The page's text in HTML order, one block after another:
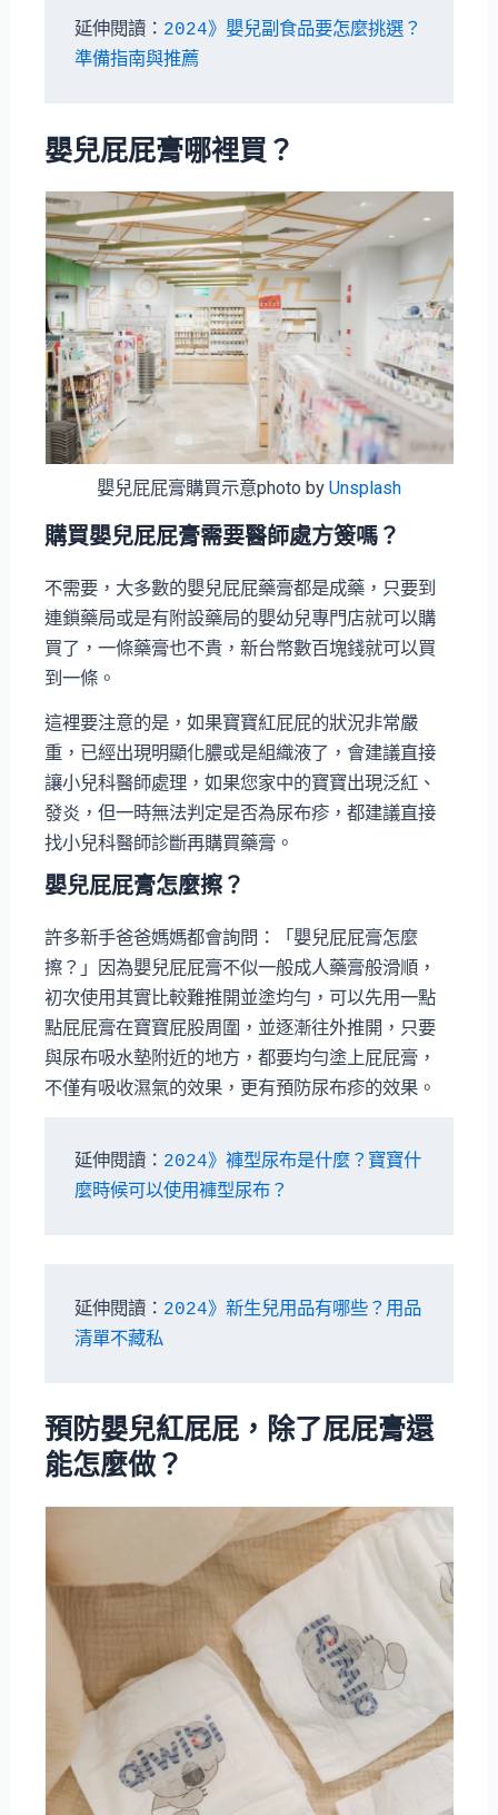
延伸閱讀： 2024》嬰兒副食品要怎麼挑選？
準備指南與推薦
嬰兒屁屁膏哪裡買？
嬰兒屁屁膏購買示意photo by Unsplash
購買嬰兒屁屁膏需要醫師處方簽嗎？
不需要，大多數的嬰兒屁屁藥膏都是成藥，只要到
連鎖藥局或是有附設藥局的嬰幼兒專門店就可以購
買了，一條藥膏也不貴，新台幣數百塊錢就可以買
到一條。
這裡要注意的是，如果寶寶紅屁屁的狀況非常嚴
重，已經出現明顯化膿或是組織液了，會建議直接
讓小兒科醫師處理，如果您家中的寶寶出現泛紅、
發炎，但一時無法判定是否為尿布疹，都建議直接
找小兒科醫師診斷再購買藥膏。
嬰兒屁屁膏怎麼擦？
許多新手爸爸媽媽都會詢問：「嬰兒屁屁膏怎麼
擦？」因為嬰兒屁屁膏不似一般成人藥膏般滑順，
初次使用其實比較難推開並塗均勻，可以先用一點
點屁屁膏在寶寶屁股周圍，並逐漸往外推開，只要
與尿布吸水墊附近的地方，都要均勻塗上屁屁膏，
不僅有吸收濕氣的效果，更有預防尿布疹的效果。
延伸閱讀： 2024》褲型尿布是什麼？寶寶什
麼時候可以使用褲型尿布？
延伸閱讀： 2024》新生兒用品有哪些？用品
清單不藏私
預防嬰兒紅屁屁，除了屁屁膏還
能怎麼做？